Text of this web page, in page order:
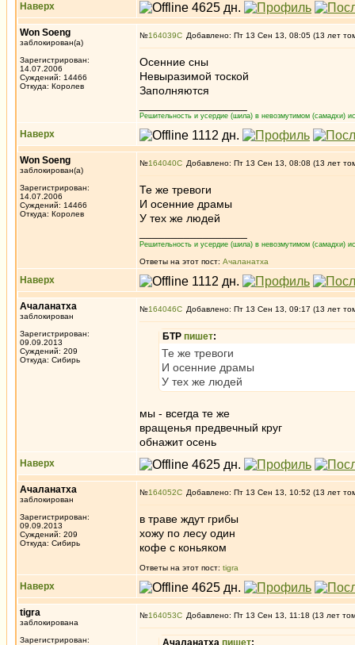
Наверх
Won Soeng
заблокирован(а)
Зарегистрирован:
14.07.2006
Суждений: 14466
Откуда: Королев
№164039 Добавлено: Пт 13 Сен 13, 08:05 (13 лет
Осенние сны
Невыразимой тоской
Заполняются
Решительность и усердие (шила) в невозмутимом (самадхи)
Наверх
Won Soeng
заблокирован(а)
Зарегистрирован:
14.07.2006
Суждений: 14466
Откуда: Королев
№164040 Добавлено: Пт 13 Сен 13, 08:08 (13 лет
Те же тревоги
И осенние драмы
У тех же людей
Решительность и усердие (шила) в невозмутимом (самадхи)
Ответы на этот пост: Ачаланатха
Наверх
Ачаланатха
заблокирован
Зарегистрирован:
09.09.2013
Суждений: 209
Откуда: Сибирь
№164046 Добавлено: Пт 13 Сен 13, 09:17 (13 лет
БТР пишет:
Те же тревоги
И осенние драмы
У тех же людей
мы - всегда те же
вращенья предвечный круг
обнажит осень
Наверх
Ачаланатха
заблокирован
Зарегистрирован:
09.09.2013
Суждений: 209
Откуда: Сибирь
№164052 Добавлено: Пт 13 Сен 13, 10:52 (13 лет
в траве ждут грибы
хожу по лесу один
кофе с коньяком
Ответы на этот пост: tigra
Наверх
tigra
заблокирована
Зарегистрирован:
№164053 Добавлено: Пт 13 Сен 13, 11:18 (13 лет
Ачаланатха пишет: